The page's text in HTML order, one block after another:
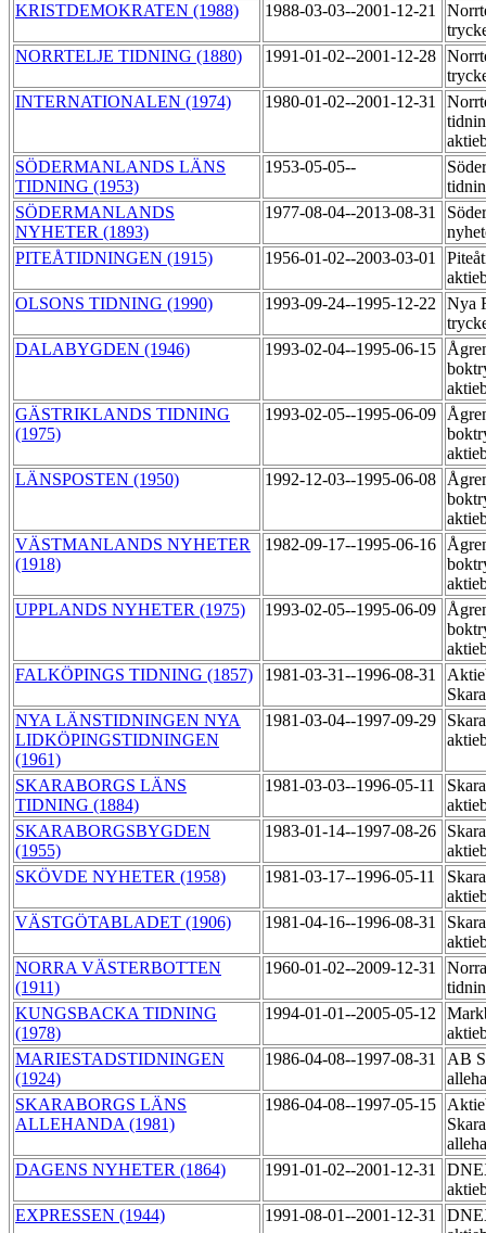
KRISTDEMOKRATEN (1988)
1988-03-03--2001-12-21
NORRTELJE TIDNING (1880)
1991-01-02--2001-12-28
INTERNATIONALEN (1974)
1980-01-02--2001-12-31
SÖDERMANLANDS LÄNS
TIDNING (1953)
1953-05-05--
SÖDERMANLANDS
NYHETER (1893)
1977-08-04--2013-08-31
PITEÅTIDNINGEN (1915)
1956-01-02--2003-03-01
OLSONS TIDNING (1990)
1993-09-24--1995-12-22
Nya
DALABYGDEN (1946)
1993-02-04--1995-06-15
GÄSTRIKLANDS TIDNING
(1975)
1993-02-05--1995-06-09
LÄNSPOSTEN (1950)
1992-12-03--1995-06-08
VÄSTMANLANDS NYHETER
(1918)
1982-09-17--1995-06-16
UPPLANDS NYHETER (1975)
1993-02-05--1995-06-09
FALKÖPINGS TIDNING (1857)
1981-03-31--1996-08-31
NYA LÄNSTIDNINGEN NYA
LIDKÖPINGSTIDNINGEN
(1961)
1981-03-04--1997-09-29
SKARABORGS LÄNS
TIDNING (1884)
1981-03-03--1996-05-11
SKARABORGSBYGDEN
(1955)
1983-01-14--1997-08-26
SKÖVDE NYHETER (1958)
1981-03-17--1996-05-11
VÄSTGÖTABLADET (1906)
1981-04-16--1996-08-31
NORRA VÄSTERBOTTEN
(1911)
1960-01-02--2009-12-31
KUNGSBACKA TIDNING
(1978)
1994-01-01--2005-05-12
MARIESTADSTIDNINGEN
(1924)
1986-04-08--1997-08-31
AB
SKARABORGS LÄNS
ALLEHANDA (1981)
1986-04-08--1997-05-15
DAGENS NYHETER (1864)
1991-01-02--2001-12-31
EXPRESSEN (1944)
1991-08-01--2001-12-31